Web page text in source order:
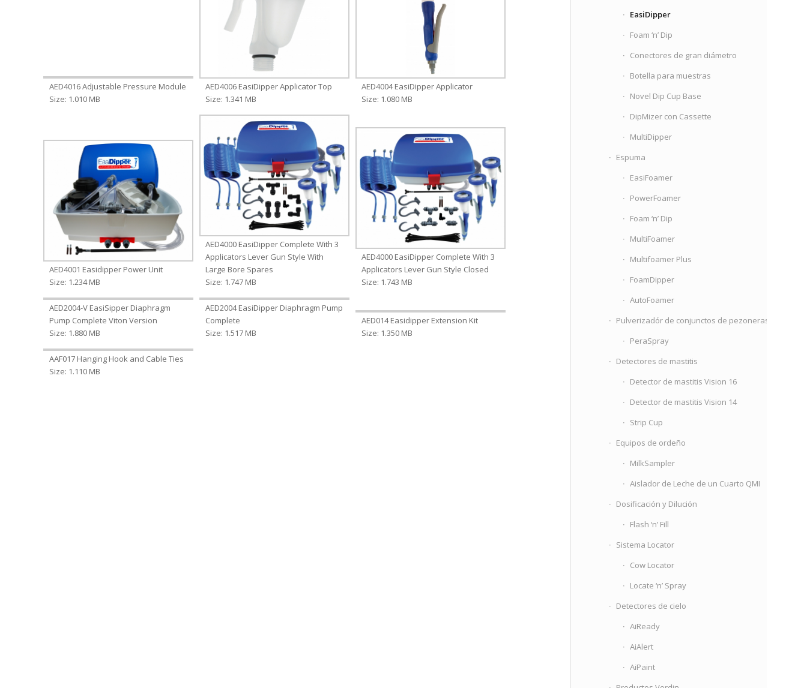
AED4016 Adjustable Pressure Module
Size: 1.010 MB
AED4006 EasiDipper Applicator Top
Size: 1.341 MB
AED4004 EasiDipper Applicator
Size: 1.080 MB
AED4001 Easidipper Power Unit
Size: 1.234 MB
AED4000 EasiDipper Complete With 3
Applicators Lever Gun Style With
Large Bore Spares
Size: 1.747 MB
AED4000 EasiDipper Complete With 3
Applicators Lever Gun Style Closed
Size: 1.743 MB
AED2004-V EasiSipper Diaphragm
Pump Complete Viton Version
Size: 1.880 MB
AED2004 EasiDipper Diaphragm Pump
Complete
Size: 1.517 MB
AED014 Easidipper Extension Kit
Size: 1.350 MB
AAF017 Hanging Hook and Cable Ties
Size: 1.110 MB
EasiDipper
Foam ‘n’ Dip
Conectores de gran diámetro
Botella para muestras
Novel Dip Cup Base
DipMizer con Cassette
MultiDipper
Espuma
EasiFoamer
PowerFoamer
Foam ‘n’ Dip
MultiFoamer
Multifoamer Plus
FoamDipper
AutoFoamer
Pulverizadór de conjunctos de pezoneras
PeraSpray
Detectores de mastitis
Detector de mastitis Vision 16
Detector de mastitis Vision 14
Strip Cup
Equipos de orde­ño
MilkSampler
Aislador de Leche de un Cuarto QMI
Dosificación y Dilución
Flash ‘n’ Fill
Sistema Locator
Cow Locator
Locate ‘n’ Spray
Detectores de cielo
AiReady
AiAlert
AiPaint